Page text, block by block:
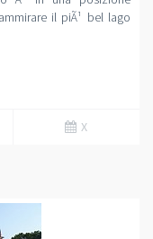
il piÃ¹ bel lago
X